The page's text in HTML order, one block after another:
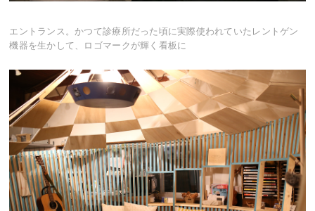
エントランス。かつて診療所だった頃に実際使われていたレントゲン
機器を生かして、ロゴマークが輝く看板に